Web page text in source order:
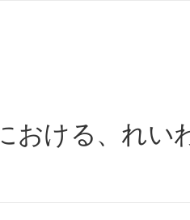
おける、れい